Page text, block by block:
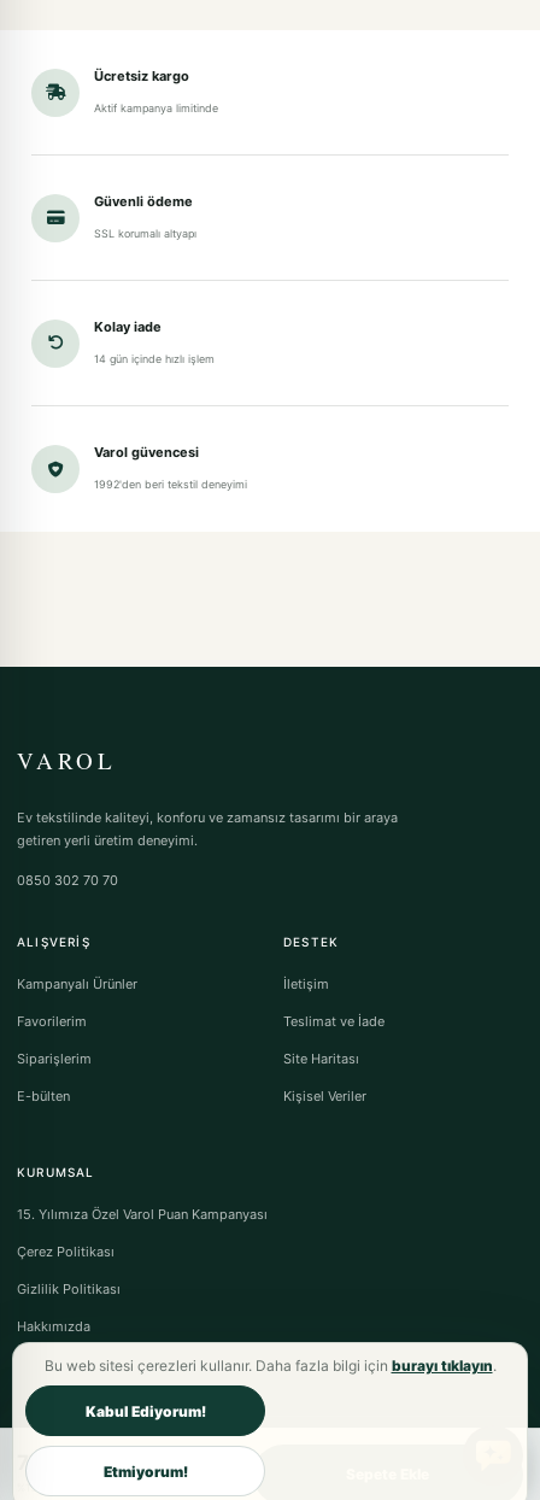
Ücretsiz kargo
Aktif kampanya limitinde
Güvenli ödeme
SSL korumalı altyapı
Kolay iade
14 gün içinde hızlı işlem
Varol güvencesi
1992'den beri tekstil deneyimi
77,00TL
%15 fiyat avantajı
VAROL
Ev tekstilinde kaliteyi, konforu ve zamansız tasarımı bir araya
getiren yerli üretim deneyimi.
0850 302 70 70
ALIŞVERIŞ
Kampanyalı Ürünler
Favorilerim
Siparişlerim
E-bülten
DESTEK
İletişim
Teslimat ve İade
Site Haritası
Kişisel Veriler
KURUMSAL
15. Yılımıza Özel Varol Puan Kampanyası
Çerez Politikası
Gizlilik Politikası
Hakkımızda
Varol Tekstil Ev Tekstili © 2026 - Tüm Hakları Saklıdır.
Mesafeli Satış Sözleşmesi·Ön Bilgilendirme Formu
Bu web sitesi çerezleri kullanır. Daha fazla bilgi için burayı tıklayın.
Kabul Ediyorum!
Etmiyorum!